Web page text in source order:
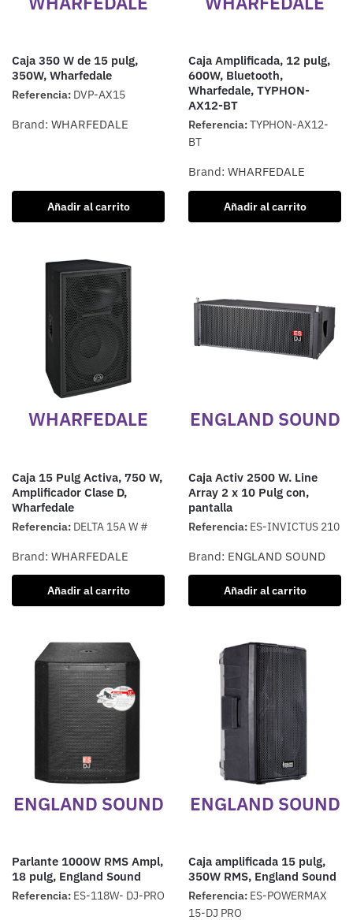
Caja 350 W de 15 pulg,
350W, Wharfedale
Referencia: DVP-AX15
Brand: WHARFEDALE
Añadir al carrito
Caja Amplificada, 12 pulg,
600W, Bluetooth,
Wharfedale, TYPHON-
AX12-BT
Referencia:TYPHON-AX12-
BT
Brand: WHARFEDALE
Añadir al carrito
WHARFEDALE
Caja 15 Pulg Activa, 750 W,
Amplificador Clase D,
Wharfedale
Referencia: DELTA 15A W #
Brand: WHARFEDALE
Añadir al carrito
ENGLAND SOUND
Caja Activ 2500 W. Line
Array 2 x 10 Pulg con,
pantalla
Referencia: ES-INVICTUS 210
Brand: ENGLAND SOUND
Añadir al carrito
ENGLAND SOUND
Parlante 1000W RMS Ampl,
18 pulg, England Sound
Referencia: ES-118W- DJ-PRO
ENGLAND SOUND
Caja amplificada 15 pulg,
350W RMS, England Sound
Referencia: ES-POWERMAX
15-DJ PRO